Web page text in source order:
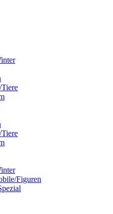
Figuren